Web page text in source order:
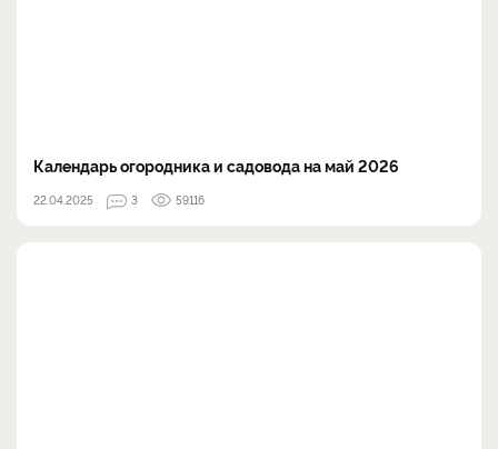
Календарь огородника и садовода на май 2026
22.04.2025 3 59116